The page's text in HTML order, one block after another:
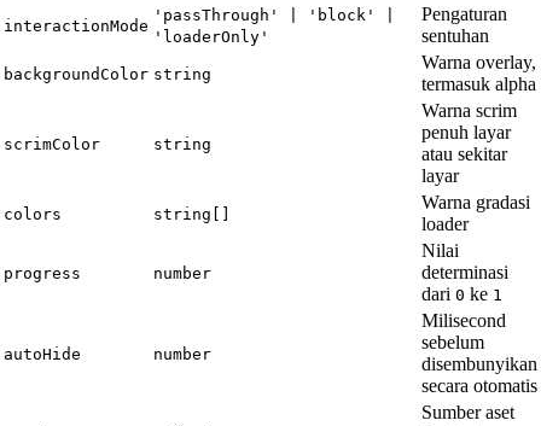
interactionMode
'passThrough' | 'block' |
'loaderOnly'
Pengaturan
sentuhan
backgroundColor string
Warna overlay,
termasuk alpha
scrimColor string
Warna scrim
penuh layar
atau sekitar
layar
colors string[]
Warna gradasi
loader
progress number
Nilai
determinasi
dari 0 ke 1
autoHide number
Milisecond
sebelum
disembunyikan
secara otomatis
Sumber aset